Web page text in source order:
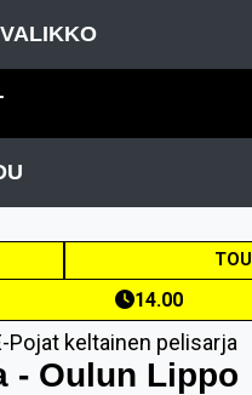
TOU
14.00
Pojat keltainen pelisarja
- Oulun Lippo